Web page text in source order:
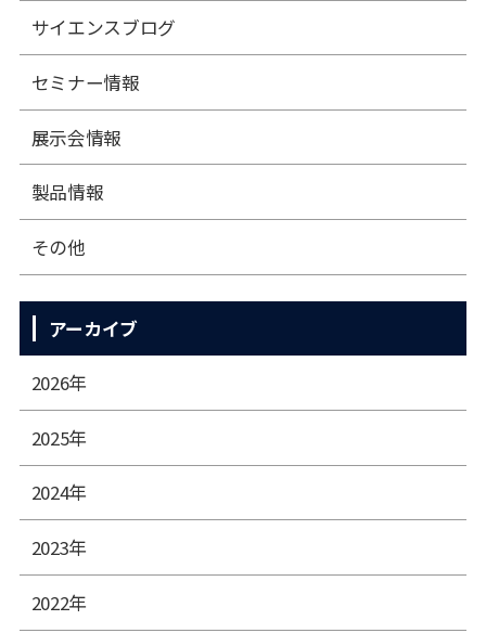
サイエンスブログ
セミナー情報
展⽰会情報
製品情報
その他
アーカイブ
2026年
2025年
2024年
2023年
2022年